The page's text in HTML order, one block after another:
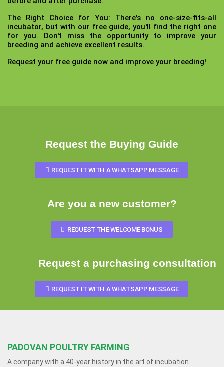
The Right Choice for You:
There's no one-size-fits-all
incubator, but with our free guide, you'll find the right one
for you. Don't miss the opportunity to improve your
breeding and achieve excellent results.
Request your free guide now and improve your breeding!
Request the Buying Guide
REQUEST IT WITH A WHATSAPP MESSAGE
Are you a new customer?
REQUEST THE WELCOME BONUS
Request a purchasing consultation
REQUEST IT WITH A WHATSAPP MESSAGE
PADOVAN POULTRY FARMING
A company with a 40-year history in the art of incubation.